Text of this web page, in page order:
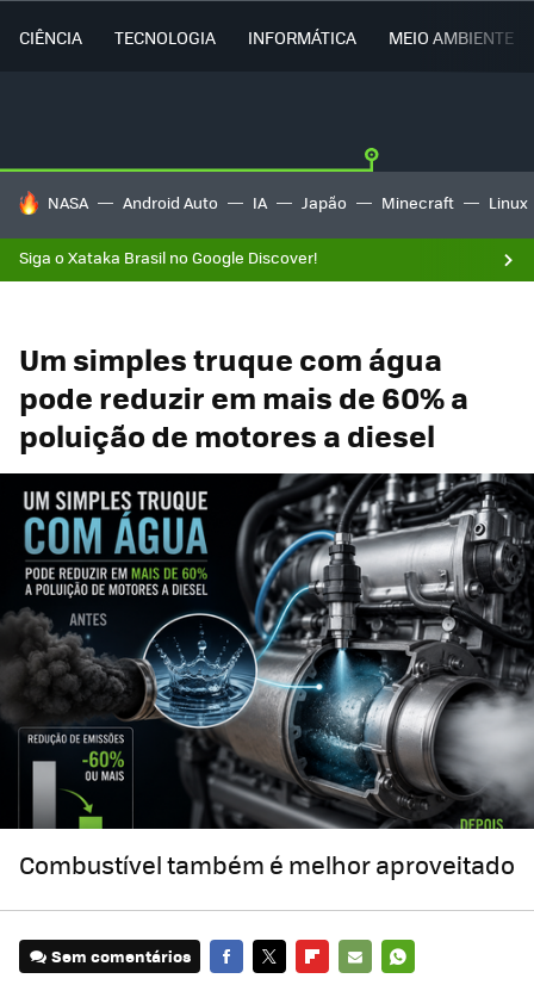
CIÊNCIA TECNOLOGIA INFORMÁTICA MEIO AMBIENTE
TENDÊNCIAS DO DIA
NASA Android Auto IA Japão Minecraft Linux
Siga o Xataka Brasil no Google Discover!
Um simples truque com água
pode reduzir em mais de 60% a
poluição de motores a diesel
Combustível também é melhor aproveitado
Sem comentários